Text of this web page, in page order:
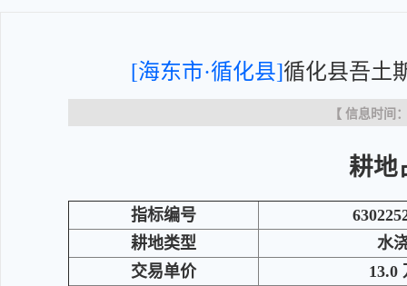
[海东市·循化县]循化县吾土
【 信息时间
耕地
指标编号
耕地类型
水
交易单价
13.0